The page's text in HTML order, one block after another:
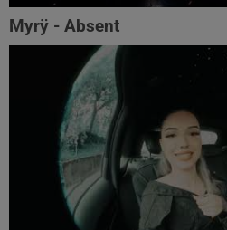
Myrÿ - Absent